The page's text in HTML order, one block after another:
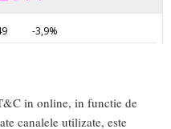
in online, in functie de
canalele utilizate, este